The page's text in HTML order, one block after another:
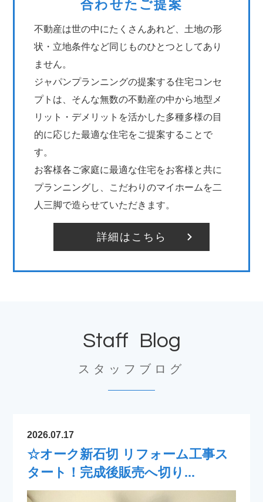
合わせたご提案
不動産は世の中にたくさんあれど、土地の形
状・立地条件など同じものひとつとしてあり
ません。
ジャパンプランニングの提案する住宅コンセ
プトは、そんな無数の不動産の中から地型メ
リット・デメリットを活かした多種多様の目
的に応じた最適な住宅をご提案することで
す。
お客様各ご家庭に最適な住宅をお客様と共に
プランニングし、こだわりのマイホームを二
人三脚で造らせていただきます。
詳細はこちら
Staff Blog
スタッフブログ
2026.07.17
☆オーク新石切 リフォーム工事ス
タート！完成後販売へ切り...